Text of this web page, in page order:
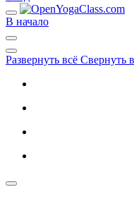
В начало
Развернуть всё Свернуть